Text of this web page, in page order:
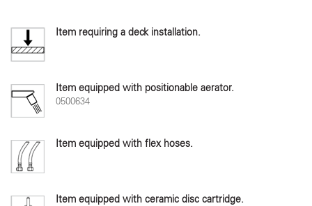
Item requiring a deck installation.
Item equipped with positionable aerator.
0500634
Item equipped with flex hoses.
Item equipped with ceramic disc cartridge.